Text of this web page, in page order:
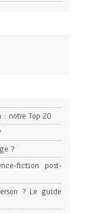
: notre Top 20
?
fiction post-
? Le guide